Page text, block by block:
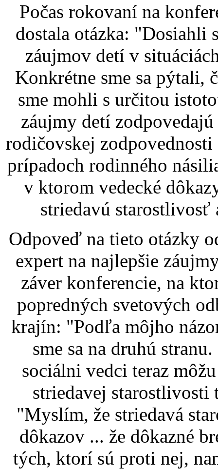
Počas rokovaní na
dostala otázka: "Dosiahli
záujmov detí v
Konkrétne sme sa pýtali,
sme mohli s určitou
záujmy detí
rodičovskej
prípadoch rodinného
v ktorom vedecké
striedavú starostlivosť
Odpoveď na tieto otázky
expert na najlepšie
záver konferencie, na
popredných svetových
krajín: "Podľa môjho
sme sa na druhú
sociálni vedci teraz
striedavej
"Myslím, že striedavá
dôkazov ... že dôkazné
tých, ktorí sú proti nej,